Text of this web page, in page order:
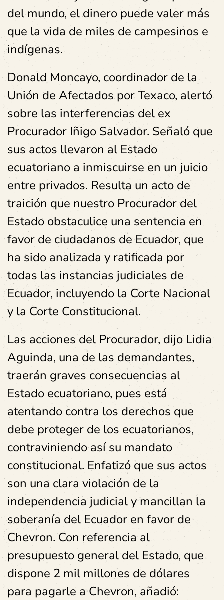
del mundo, el dinero puede valer más
que la vida de miles de campesinos e
indígenas.
Donald Moncayo, coordinador de la
Unión de Afectados por Texaco, alertó
sobre las interferencias del ex
Procurador Iñigo Salvador. Señaló que
sus actos llevaron al Estado
ecuatoriano a inmiscuirse en un juicio
entre privados. Resulta un acto de
traición que nuestro Procurador del
Estado obstaculice una sentencia en
favor de ciudadanos de Ecuador, que
ha sido analizada y ratificada por
todas las instancias judiciales de
Ecuador, incluyendo la Corte Nacional
y la Corte Constitucional.
Las acciones del Procurador, dijo Lidia
Aguinda, una de las demandantes,
traerán graves consecuencias al
Estado ecuatoriano, pues está
atentando contra los derechos que
debe proteger de los ecuatorianos,
contraviniendo así su mandato
constitucional. Enfatizó que sus actos
son una clara violación de la
independencia judicial y mancillan la
soberanía del Ecuador en favor de
Chevron. Con referencia al
presupuesto general del Estado, que
dispone 2 mil millones de dólares
para pagarle a Chevron, añadió: